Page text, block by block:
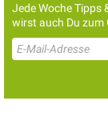
Jede Woche Tipps
wirst auch Du zum